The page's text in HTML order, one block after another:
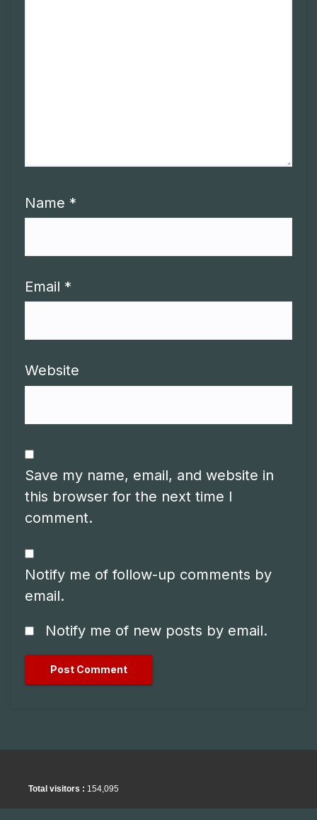
Name *
Email *
Website
Save my name, email, and website in
this browser for the next time I
comment.
Notify me of follow-up comments by
email.
Notify me of new posts by email.
Total visitors : 154,095